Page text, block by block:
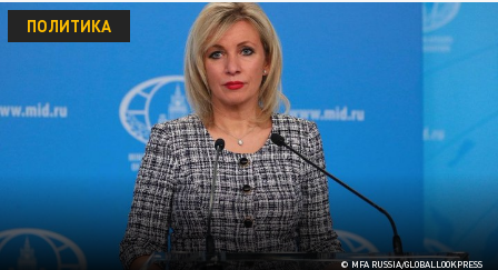
© MFA RUSSIA/GLOBALLOOKPRESS
ПОЛИТИКА